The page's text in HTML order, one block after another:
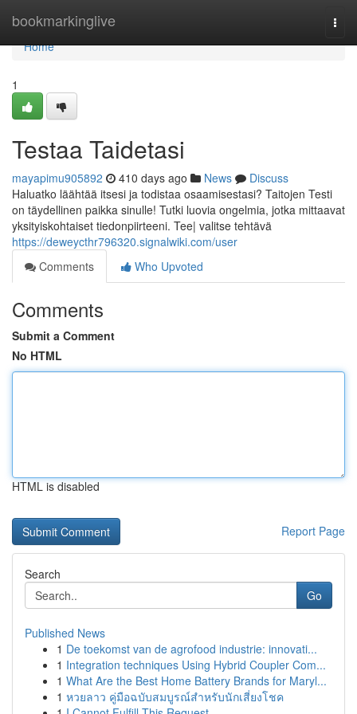
bookmarkinglive
Home
Home
1
Testaa Taidetasi
mayapimu905892 410 days ago News
Discuss
Haluatko läähtää itsesi ja todistaa osaamisestasi? Taitojen Testi
on täydellinen paikka sinulle! Tutki luovia ongelmia, jotka mittaavat
yksityiskohtaiset tiedonpiirteeni. Tee| valitse tehtävä
https://deweycthr796320.signalwiki.com/user
Comments
Who Upvoted
Comments
Submit a Comment
No HTML
HTML is disabled
Report Page
Search
Go
Published News
1 De toekomst van de agrofood industrie: innovati...
1 Integration techniques Using Hybrid Coupler Com...
1 What Are the Best Home Battery Brands for Maryl...
1 หวยลาว คู่มือฉบับสมบูรณ์สำหรับนักเสี่ยงโชค